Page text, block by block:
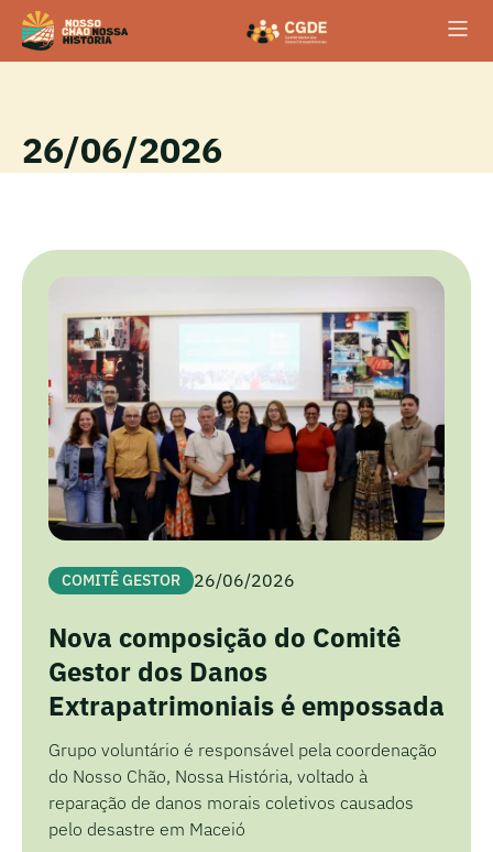
26/06/2026
COMITÊ GESTOR 26/06/2026
Nova composição do Comitê
Gestor dos Danos
Extrapatrimoniais é empossada
Grupo voluntário é responsável pela coordenação
do Nosso Chão, Nossa História, voltado à
reparação de danos morais coletivos causados
pelo desastre em Maceió